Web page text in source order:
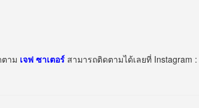
าม เจฟ ซาเตอร์สามารถติดตามได้เลยที่ Instagram :